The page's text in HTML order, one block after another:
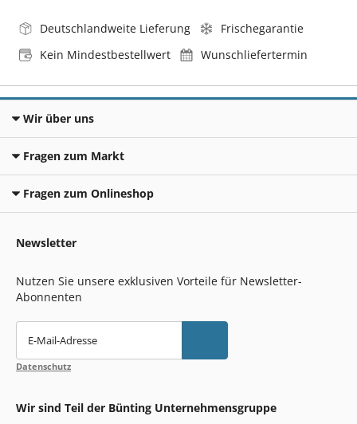
Deutschlandweite Lieferung
Frischegarantie
Kein Mindestbestellwert
Wunschliefertermin
Wir über uns
Fragen zum Markt
Fragen zum Onlineshop
Newsletter
Nutzen Sie unsere exklusiven Vorteile für Newsletter-
Abonnenten
E-Mail-Adresse
Datenschutz
Wir sind Teil der Bünting Unternehmensgruppe